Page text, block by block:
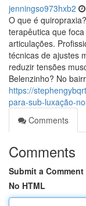
jenningso973hxb2
O que é
terapêutica que
articulações.
técnicas de ajustes
reduzir tensões
Belenzinho? No
https://
para-sub-luxação-
Comments
Comments
Submit a Comment
No HTML